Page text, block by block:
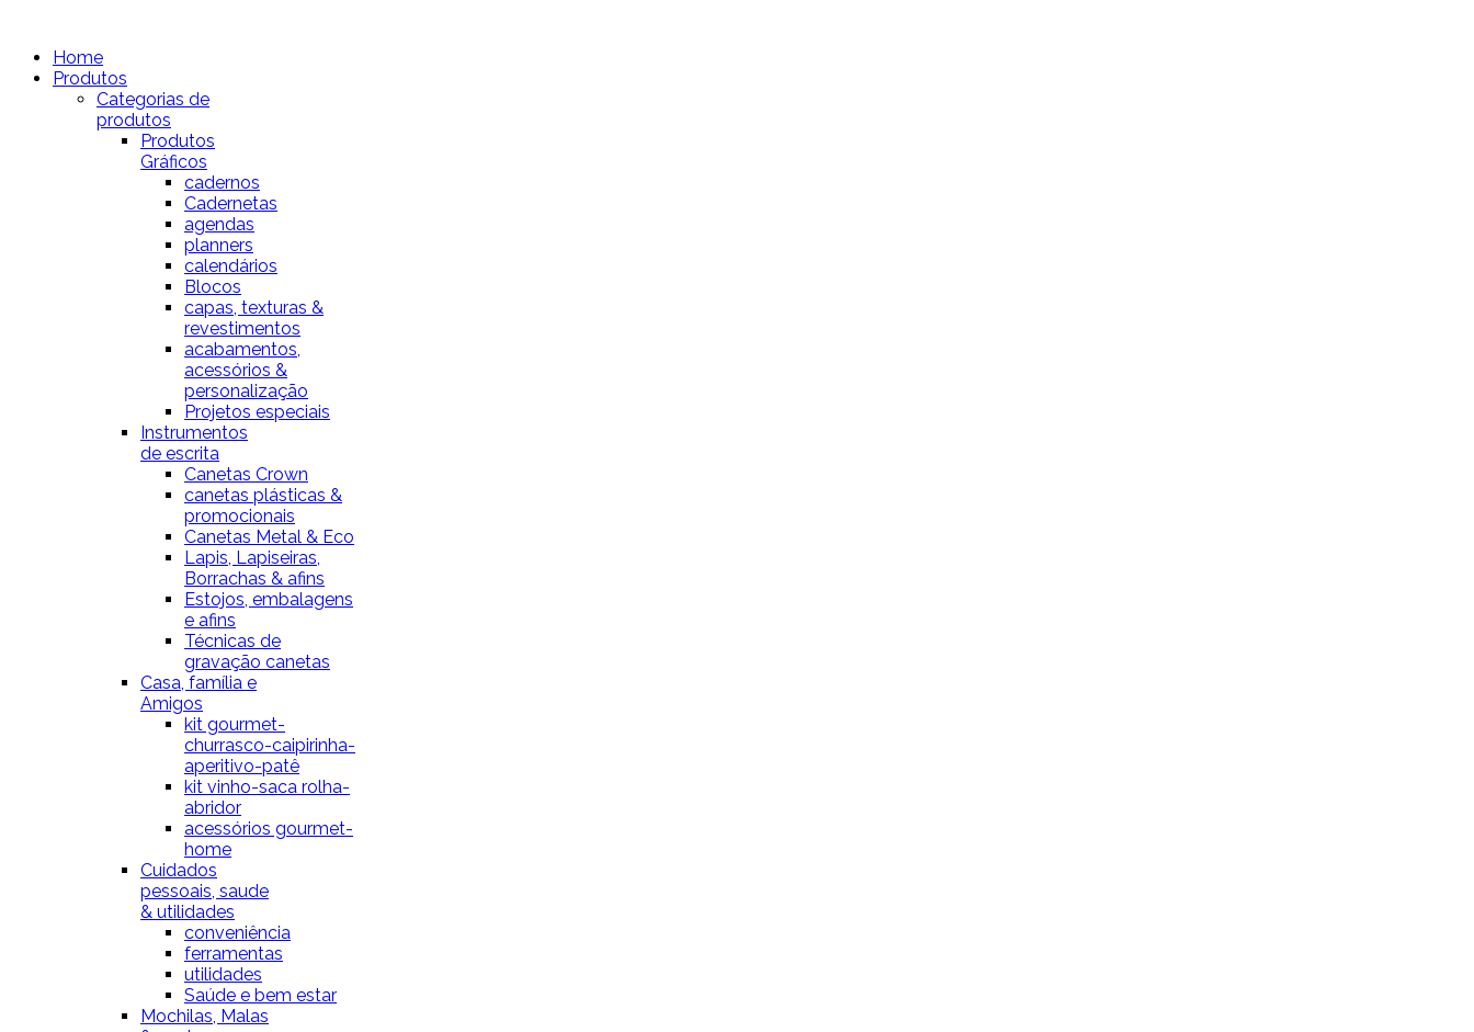
Home
Produtos
Categorias de
produtos
Produtos
Gráficos
cadernos
Cadernetas
agendas
planners
calendários
Blocos
capas, texturas &
revestimentos
acabamentos,
acessórios &
personalização
Projetos especiais
Instrumentos
de escrita
Canetas Crown
canetas plásticas &
promocionais
Canetas Metal & Eco
Lapis, Lapiseiras,
Borrachas & afins
Estojos, embalagens
e afins
Técnicas de
gravação canetas
Casa, família e
Amigos
kit gourmet-
churrasco-caipirinha-
aperitivo-patê
kit vinho-saca rolha-
abridor
acessórios gourmet-
home
Cuidados
pessoais, saude
& utilidades
conveniência
ferramentas
utilidades
Saúde e bem estar
Mochilas, Malas